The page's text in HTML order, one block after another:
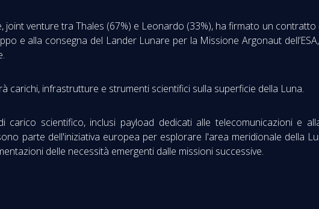
joint venture tra Thales (67%) e Leonardo (33%), ha firmato un
e alla consegna del Lander Lunare per la Missione Argonaut
carichi, infrastrutture e strumenti scientifici sulla superficie della Luna.
scientifico, inclusi payload dedicati alle telecomunicazioni e
parte dell'iniziativa europea per esplorare l'area meridionale della
delle necessità emergenti dalle missioni successive.